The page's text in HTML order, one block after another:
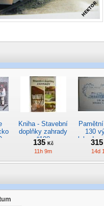
Kniha - Stavební
doplňky zahrady
*188
135 Kč
11h 9m
130
14d